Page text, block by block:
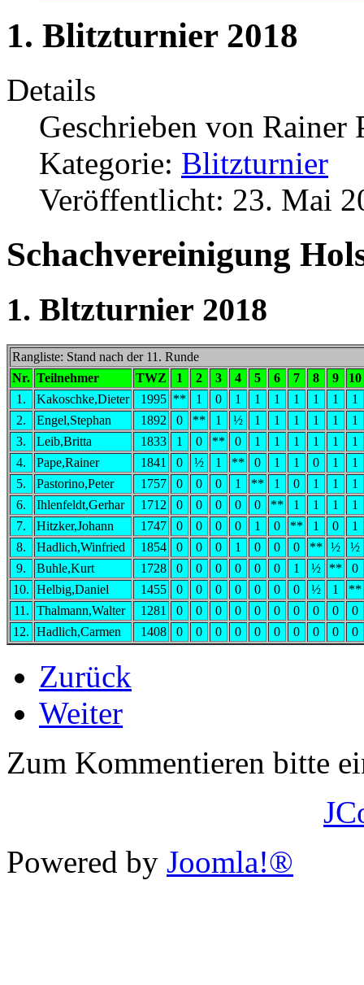
1. Blitzturnier 2018
Details
Geschrieben von Rainer
Kategorie: Blitzturnier
Veröffentlicht: 23. Mai
Schachvereinigung
1. Bltzturnier 2018
Rangliste: Stand nach der 11. Runde
Nr. Teilnehmer TWZ 1 2 3 4 5 6 7 8 9
10
1.
Kakoschke,Dieter 1995 ** 1 0 1 1 1 1 1 1
1
2.
Engel,Stephan 1892 0 ** 1 ½ 1 1 1 1 1
1
3.
Leib,Britta 1833 1 0 ** 0 1 1 1 1 1
1
4.
Pape,Rainer 1841 0 ½ 1 ** 0 1 1 0 1
1
5.
Pastorino,Peter 1757 0 0 0 1 ** 1 0 1 1
1
6.
Ihlenfeldt,Gerhar 1712 0 0 0 0 0 ** 1 1 1
1
7.
Hitzker,Johann 1747 0 0 0 0 1 0 ** 1 0
1
8.
Hadlich,Winfried 1854 0 0 0 1 0 0 0 ** ½
½
9.
Buhle,Kurt 1728 0 0 0 0 0 0 1 ½ **
0
10. Helbig,Daniel 1455 0 0 0 0 0 0 0 ½ 1
**
11. Thalmann,Walter 1281 0 0 0 0 0 0 0 0 0
0
12. Hadlich,Carmen 1408 0 0 0 0 0 0 0 0 0 0
Zurück
Weiter
Zum Kommentieren bitte
Powered by Joomla!®